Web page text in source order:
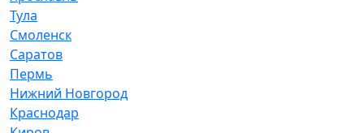
Тула
Смоленск
Саратов
Пермь
Нижний Новгород
Краснодар